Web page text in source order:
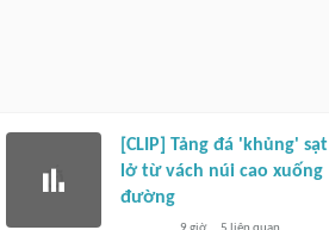
[CLIP] Tảng đá 'khủng' sạt
lở từ vách núi cao xuống
đường